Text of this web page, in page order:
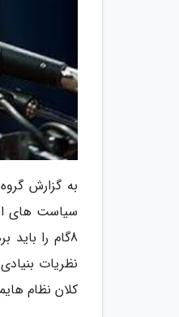
به گزارش
8گام را
نظریات
کلان نظام